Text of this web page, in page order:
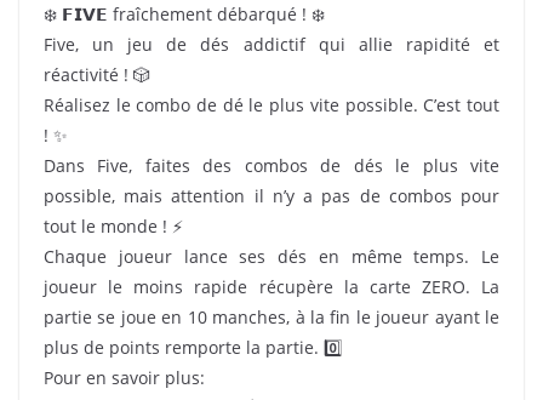
❄️ 𝗙𝗜𝗩𝗘 fraîchement débarqué ! ❄️
Five, un jeu de dés addictif qui allie rapidité et
réactivité ! 🎲
Réalisez le combo de dé le plus vite possible. C’est tout
! ✨
Dans Five, faites des combos de dés le plus vite
possible, mais attention il n’y a pas de combos pour
tout le monde ! ⚡️
Chaque joueur lance ses dés en même temps. Le
joueur le moins rapide récupère la carte ZERO. La
partie se joue en 10 manches, à la fin le joueur ayant le
plus de points remporte la partie. 0️⃣
Pour en savoir plus: